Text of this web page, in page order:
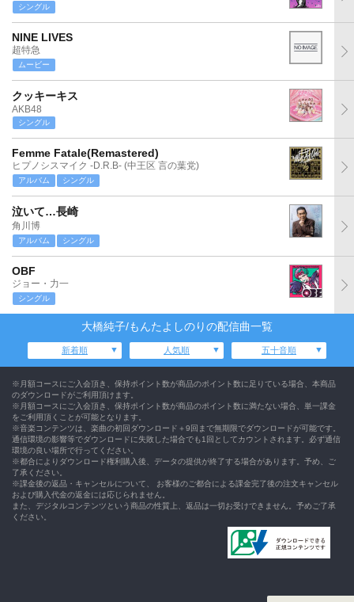
シングル
NINE LIVES
超特急
ムービー
クッキーキス
AKB48
シングル
Femme Fatale(Remastered)
ヒプノシスマイク -D.R.B- (中王区 言の葉党)
アルバム シングル
泣いて…長崎
角川博
アルバム シングル
OBF
ジョー・力一
シングル
大橋純子/もんたよしのりの配信曲一覧
新着順 人気順 五十音順
※月額コースにご入会頂き、保持ポイント数が商品のポイント数に足りている場合、本商品
のダウンロードがご利用頂けます。
※月額コースにご入会頂き、保持ポイント数が商品のポイント数に満たない場合、単一課金
をご利用頂くことが可能となります。
※音楽コンテンツは、楽曲の初回ダウンロード＋9回まで無期限でダウンロードが可能です。
通信環境の影響等でダウンロードに失敗した場合でも1回としてカウントされます。必ず通信
環境の良い場所で行ってください。
※都合によりダウンロード権利購入後、データの提供が終了する場合があります。予め、ご
了承ください。
※課金後の返品・キャンセルについて、 お客様のご都合による課金完了後の注文キャンセル
および購入代金の返金には応じられません。
また、デジタルコンテンツという商品の性質上、返品は一切お受けできません。予めご了承
ください。